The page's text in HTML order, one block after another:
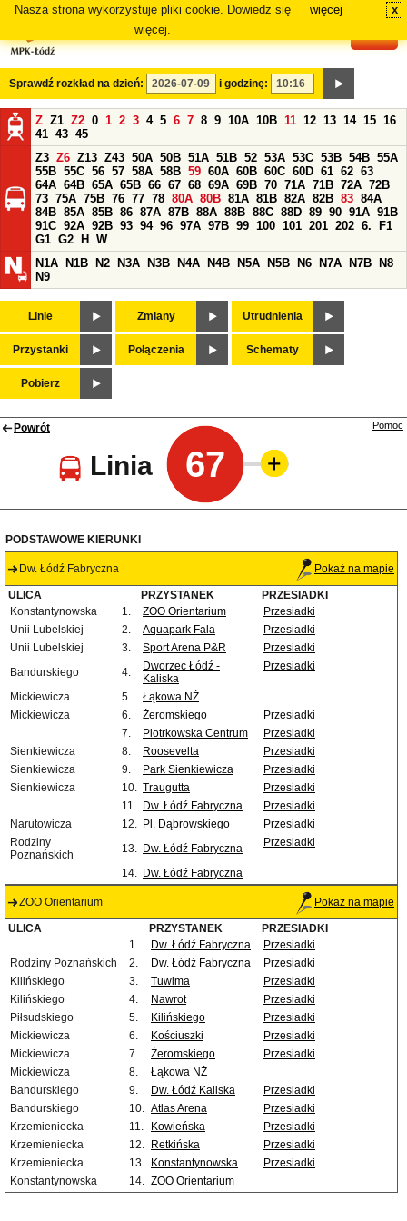
Nasza strona wykorzystuje pliki cookie. Dowiedz się
więcej.
więcej x
Sprawdź rozkład na dzień: i godzinę:
Z Z1 Z2 0 1 2 3 4 5 6 7 8 9 10A 10B 11 12 13 14 15 16
41 43 45
Z3 Z6 Z13 Z43 50A 50B 51A 51B 52 53A 53C 53B 54B 55A
55B 55C 56 57 58A 58B 59 60A 60B 60C 60D 61 62 63
64A 64B 65A 65B 66 67 68 69A 69B 70 71A 71B 72A 72B
73 75A 75B 76 77 78 80A 80B 81A 81B 82A 82B 83 84A
84B 85A 85B 86 87A 87B 88A 88B 88C 88D 89 90 91A 91B
91C 92A 92B 93 94 96 97A 97B 99 100 101 201 202 6.
F1
G1 G2 H
W
N1A
N1B N2 N3A N3B N4A N4B N5A N5B N6 N7A N7B
N8
N9
Linie Zmiany Utrudnienia
Przystanki Połączenia Schematy
Pobierz
Powrót
Linia 67
Pomoc
PODSTAWOWE KIERUNKI
Dw. Łódź Fabryczna Pokaż na mapie
ULICA PRZYSTANEK
PRZESIADKI
Konstantynowska
1. ZOO Orientarium
Przesiadki
Unii Lubelskiej
2. Aquapark Fala
Przesiadki
Unii Lubelskiej
3. Sport Arena P&R
Przesiadki
Bandurskiego
4.
Dworzec Łódź -
Kaliska
Przesiadki
Mickiewicza 5.
Łąkowa NŻ
Mickiewicza
6. Żeromskiego
Przesiadki
7.
Piotrkowska Centrum
Przesiadki
Sienkiewicza
8. Roosevelta
Przesiadki
Sienkiewicza
9. Park Sienkiewicza
Przesiadki
Sienkiewicza
10. Traugutta
Przesiadki
11.
Dw. Łódź Fabryczna
Przesiadki
Narutowicza
12. Pl. Dąbrowskiego
Przesiadki
Rodziny
Poznańskich
13. Dw. Łódź Fabryczna Przesiadki
14. Dw. Łódź Fabryczna
ZOO Orientarium Pokaż na mapie
ULICA PRZYSTANEK
PRZESIADKI
1.
Dw. Łódź Fabryczna
Przesiadki
Rodziny Poznańskich
2. Dw. Łódź Fabryczna
Przesiadki
Kilińskiego
3. Tuwima
Przesiadki
Kilińskiego
4. Nawrot
Przesiadki
Piłsudskiego
5. Kilińskiego
Przesiadki
Mickiewicza
6. Kościuszki
Przesiadki
Mickiewicza
7. Żeromskiego
Przesiadki
Mickiewicza
8.
Łąkowa NŻ
Bandurskiego
9. Dw. Łódź Kaliska
Przesiadki
Bandurskiego
10. Atlas Arena
Przesiadki
Krzemieniecka
11. Kowieńska
Przesiadki
Krzemieniecka
12. Retkińska
Przesiadki
Krzemieniecka
13. Konstantynowska
Przesiadki
Konstantynowska
14. ZOO Orientarium